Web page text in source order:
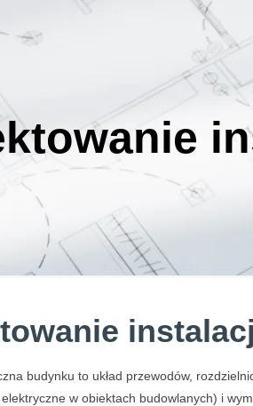
budynku to układ przewodów,
w obiektach budowlanych) i